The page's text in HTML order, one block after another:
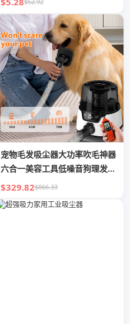
宠物毛发吸尘器大功率吹毛神器
六合一美容工具低噪音狗理发器
temu
$329.82$866.33